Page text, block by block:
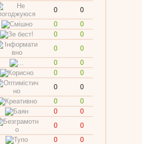
0
0
0
0
0
0
0
0
0
0
0
0
0
0
0
0
0
0
0
0
0
0